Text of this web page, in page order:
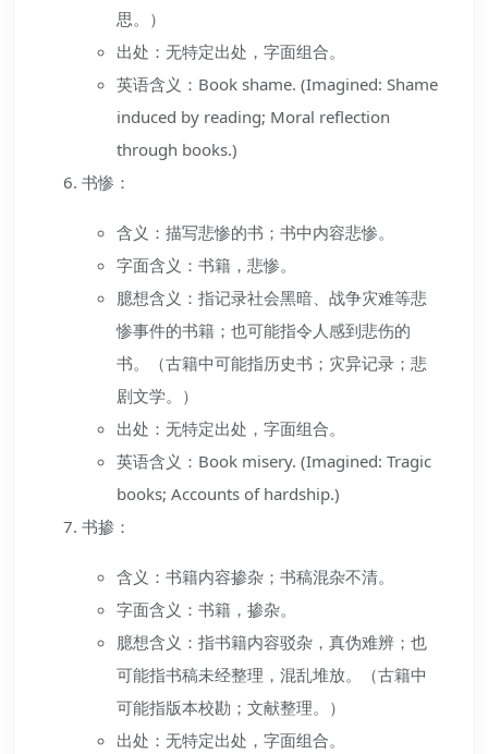
思。）
出处：无特定出处，字面组合。
英语含义：Book shame. (Imagined: Shame
induced by reading; Moral reflection
through books.)
书惨：
含义：描写悲惨的书；书中内容悲惨。
字面含义：书籍，悲惨。
臆想含义：指记录社会黑暗、战争灾难等悲
惨事件的书籍；也可能指令人感到悲伤的
书。（古籍中可能指历史书；灾异记录；悲
剧文学。）
出处：无特定出处，字面组合。
英语含义：Book misery. (Imagined: Tragic
books; Accounts of hardship.)
书掺：
含义：书籍内容掺杂；书稿混杂不清。
字面含义：书籍，掺杂。
臆想含义：指书籍内容驳杂，真伪难辨；也
可能指书稿未经整理，混乱堆放。（古籍中
可能指版本校勘；文献整理。）
出处：无特定出处，字面组合。